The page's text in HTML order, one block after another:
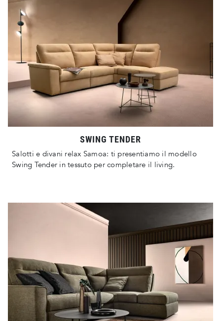
SWING TENDER
Salotti e divani relax Samoa: ti presentiamo il modello
Swing Tender in tessuto per completare il living.